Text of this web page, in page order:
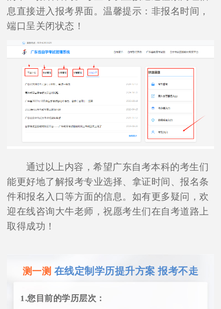
息直接进入报考界面。温馨提示：非报名时间，
端口呈关闭状态！
通过以上内容，希望广东自考本科的考生们
能更好地了解报考专业选择、拿证时间、报名条
件和报名入口等方面的信息。如有更多疑问，欢
迎在线咨询大牛老师，祝愿考生们在自考道路上
取得成功！
测一测 在线定制学历提升方案 报考不走
1.您目前的学历层次：